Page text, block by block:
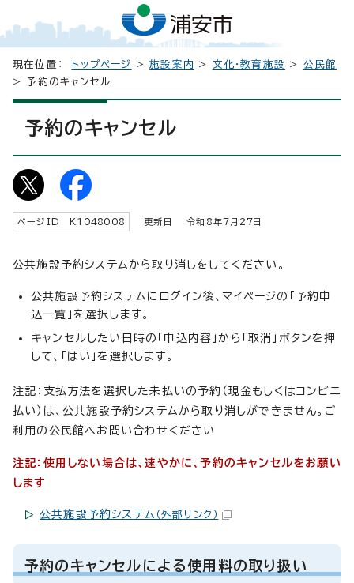
現在位置： トップページ >施設案内 > 文化・教育施設 > 公民館
> 予約のキャンセル
予約のキャンセル
ページID K 1048008 更新日 令和8年7月 27日
公共施設予約システムから取り消しをしてください。
公共施設予約システムにログイン後、マイページの「予約申
込一覧」を選択します。
キャンセルしたい日時の「申込内容」から「取消」ボタンを押
して、「はい」を選択します。
注記：支払方法を選択した未払いの予約（現金もしくはコンビニ
払い）は、公共施設予約システムから取り消しができません。ご
利用の公民館へお問い合わせください
注記：使用しない場合は、速やかに、予約のキャンセルをお願い
します
公共施設予約システム （外部リンク）
予約のキャンセルによる使用料の取り扱い